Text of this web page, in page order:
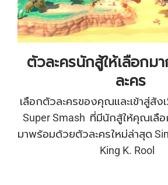
ตัวละครนักสู้ให้เลือกม
ละคร
เลือกตัวละครของคุณและเข้าสู่สัง
Super Smash ที่มีนักสู้ให้คุณเลื
มาพร้อมด้วยตัวละครใหม่ล่าสุด
King K. Rool